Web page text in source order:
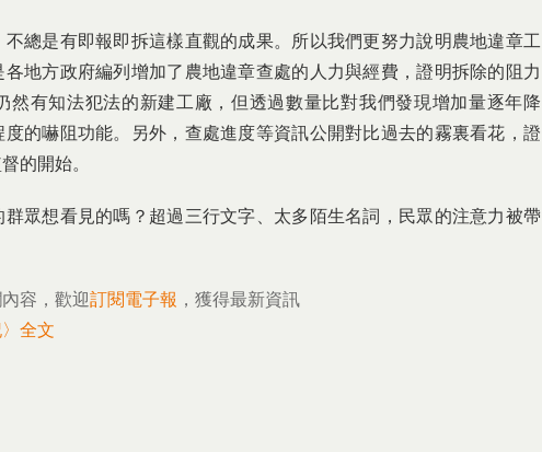
總是有即報即拆這樣直觀的成果。所以我們更努力說明農地違章工
地方政府編列增加了農地違章查處的人力與經費，證明拆除的阻力
然有知法犯法的新建工廠，但透過數量比對我們發現增加量逐年降
的嚇阻功能。另外，查處進度等資訊公開對比過去的霧裏看花，證
的開始。
眾想看見的嗎？超過三行文字、太多陌生名詞，民眾的注意力被帶
容，歡迎訂閱電子報 ，獲得最新資訊
全文